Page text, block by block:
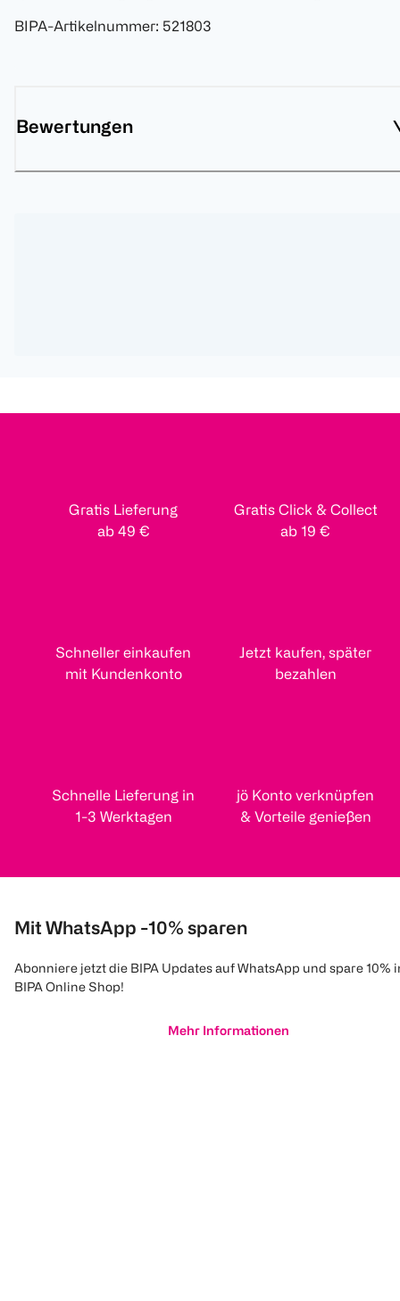
BIPA-Artikelnummer: 521803
Bewertungen
Gratis Lieferung
ab 49 €
Gratis Click & Collect
ab 19 €
Schneller einkaufen
mit Kundenkonto
Jetzt kaufen, später
bezahlen
Schnelle Lieferung in
1-3 Werktagen
jö Konto verknüpfen
& Vorteile genießen
Mit WhatsApp -10% sparen
Abonniere jetzt die BIPA Updates auf WhatsApp und spare 10%
BIPA Online Shop!
Mehr Informationen